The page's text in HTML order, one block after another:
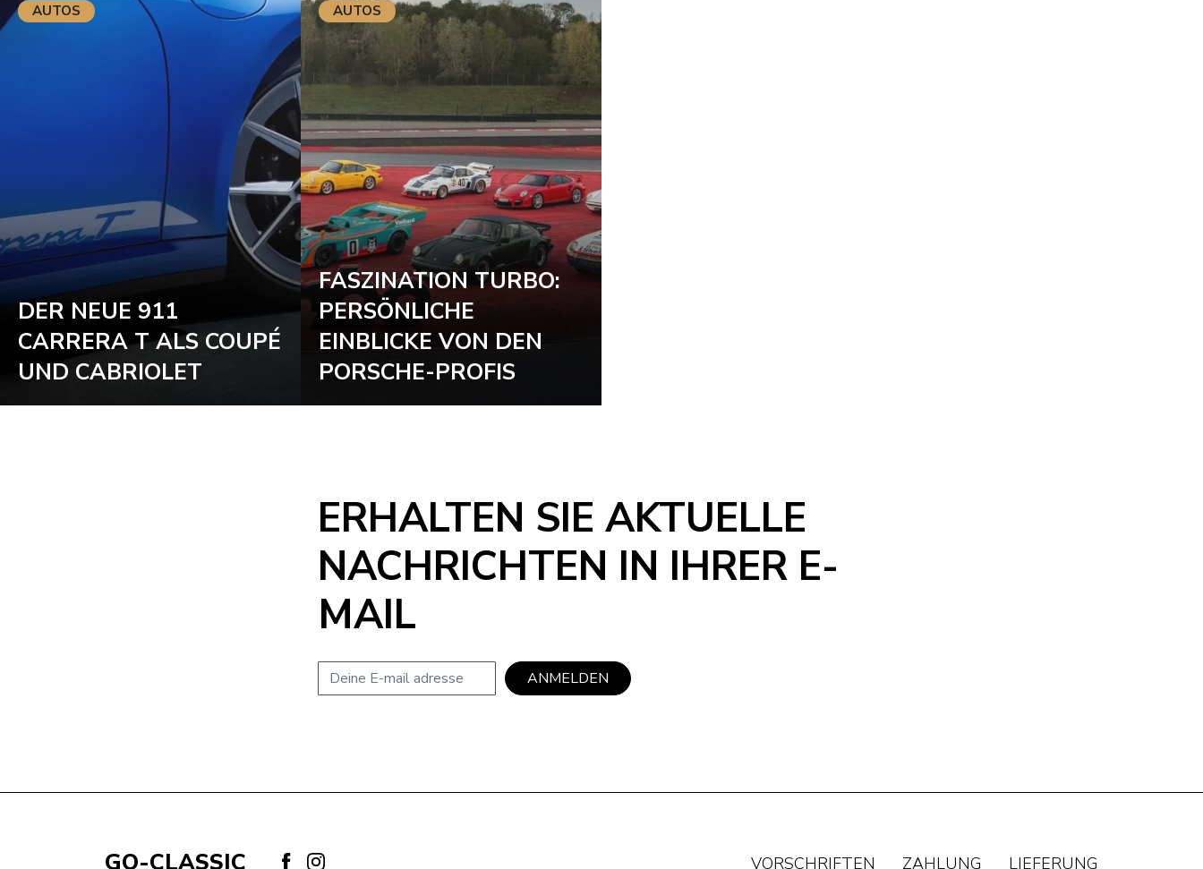
AUTOS
DER NEUE 911
CARRERA T ALS COUPÉ
UND CABRIOLET
AUTOS
FASZINATION TURBO:
PERSÖNLICHE
EINBLICKE VON DEN
PORSCHE-PROFIS
ERHALTEN SIE AKTUELLE
NACHRICHTEN IN IHRER E-
MAIL
E-mail adresse ANMELDEN
GO-CLASSIC VORSCHRIFTEN ZAHLUNG LIEFERUNG